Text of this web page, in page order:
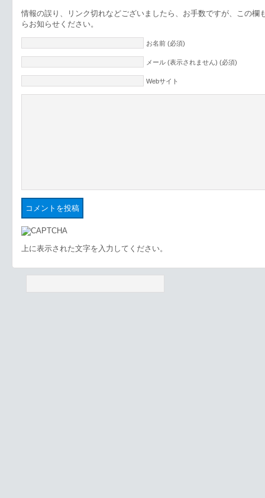
情報の誤り、リンク切れなどございましたら、お手数ですが、この欄
らお知らせください。
お名前 (必須)
メール (表示されません) (必須)
Webサイト
上に表示された文字を入力してください。